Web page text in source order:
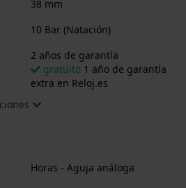
38 mm
10 Bar (Natación)
2 años de garantía
gratuito 1 año de garantía
extra en Reloj.es
Horas - Aguja análoga